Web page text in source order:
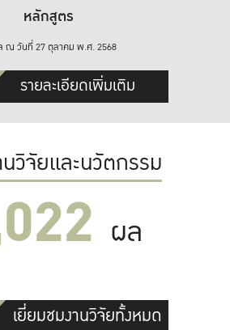
หลักสูตร
ณ วันที่ 27 ตุลาคม พ.ศ. 2568
รายละเอียดเพิ่มเติม
วิจัยและนวัตกรรม
ผล
เยี่ยมชมงานวิจัยทั้งหมด